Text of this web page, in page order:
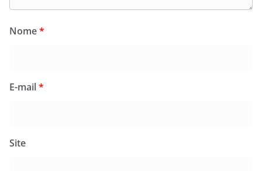
Nome*
E-mail*
Site